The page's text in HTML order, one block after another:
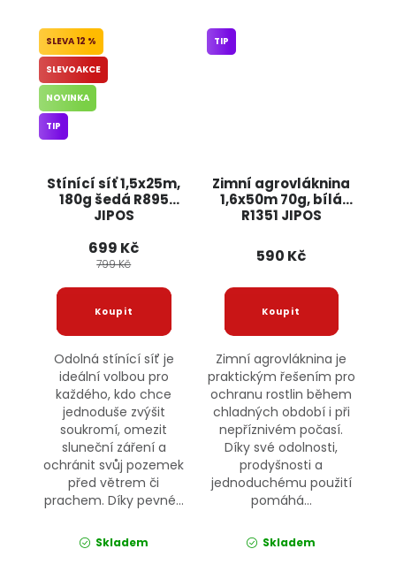
Stínící síť 1,5x25m,
180g šedá R895
JIPOS
12 %
SLEVOAKCE
NOVINKA
TIP
699 Kč
799 Kč
Odolná stínící síť je
ideální volbou pro
každého, kdo chce
jednoduše zvýšit
soukromí, omezit
sluneční záření a
ochránit svůj pozemek
před větrem či
prachem. Díky pevné...
Skladem
Zimní agrovláknina
1,6x50m 70g, bílá
R1351 JIPOS
TIP
590 Kč
Zimní agrovláknina je
praktickým řešením pro
ochranu rostlin během
chladných období i při
nepříznivém počasí.
Díky své odolnosti,
prodyšnosti a
jednoduchému použití
pomáhá...
Skladem